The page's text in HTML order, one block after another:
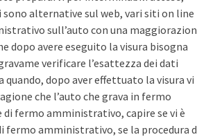
sono alternative sul web, vari siti on line
sull’auto con una
dopo avere eseguito la visura bisogna
verificare l’esattezza dei dati
dopo aver effettuato la visura vi
che l’auto che grava in fermo
fermo amministrativo, capire se vi è
fermo amministrativo, se la procedura